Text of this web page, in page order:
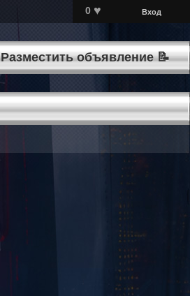
0 ♥ Вход
Разместить объявление 📝